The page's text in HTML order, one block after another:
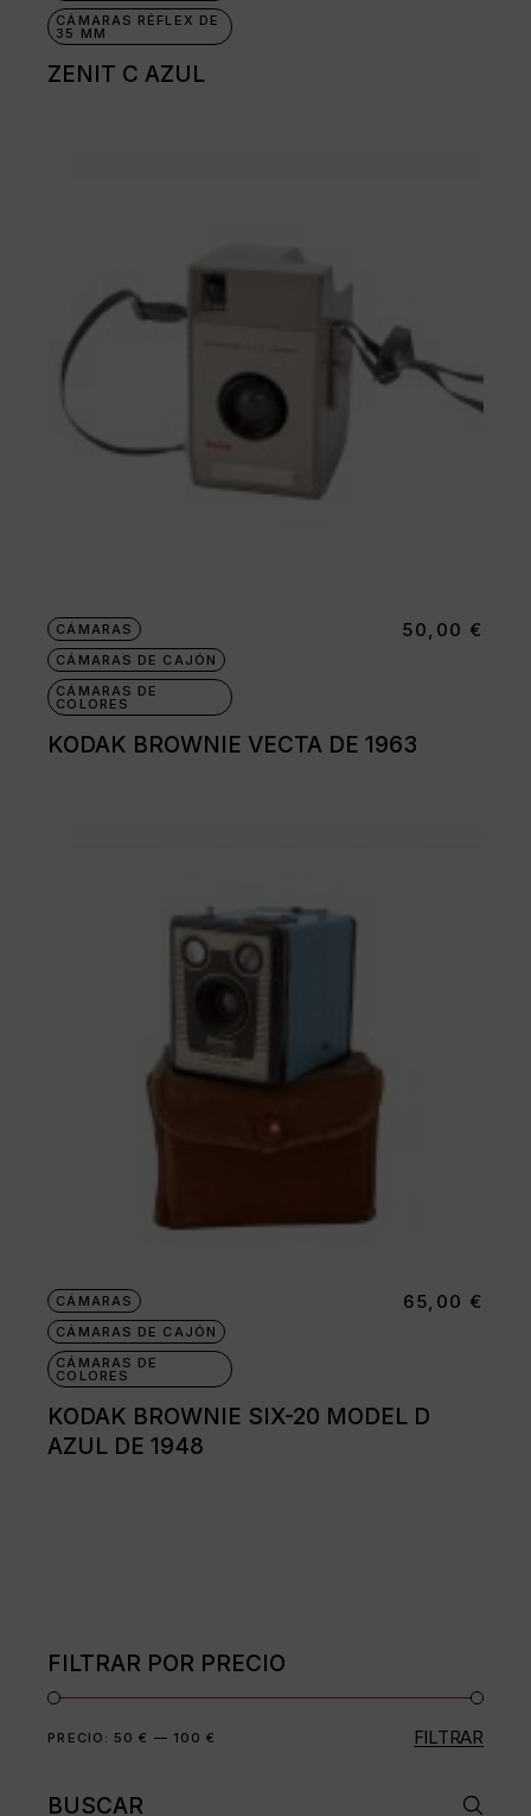
CÁMARAS RÉFLEX DE
35 MM
ZENIT C AZUL
CÁMARAS
CÁMARAS DE CAJÓN
CÁMARAS DE
COLORES
KODAK BROWNIE VECTA DE 1963
50,00 €
CÁMARAS
CÁMARAS DE CAJÓN
CÁMARAS DE
COLORES
KODAK BROWNIE SIX-20 MODEL D
AZUL DE 1948
65,00 €
FILTRAR POR PRECIO
Precio
Precio FILTRAR
PRECIO: 50 € — 100 €
Buscar: